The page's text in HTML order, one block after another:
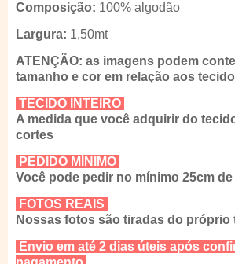
Composição: 100% algodão
Largura: 1,50mt
ATENÇÃO: as imagens podem
tamanho e cor em relação aos
TECIDO INTEIRO
A medida que você adquirir do
cortes
PEDIDO MÍNIMO
Você pode pedir no mínimo 25cm
FOTOS REAIS
Nossas fotos são tiradas do próprio
Envio em até 2 dias úteis após